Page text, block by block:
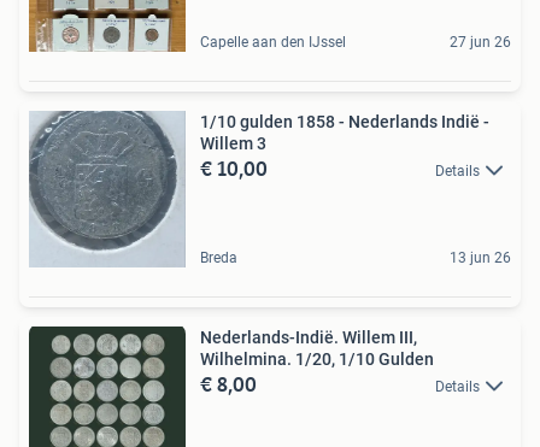
Capelle aan den IJssel 27 jun 26
1/10 gulden 1858 - Nederlands Indië -
Willem 3
€ 10,00 Details
Breda 13 jun 26
Nederlands-Indië. Willem III,
Wilhelmina. 1/20, 1/10 Gulden
€ 8,00 Details